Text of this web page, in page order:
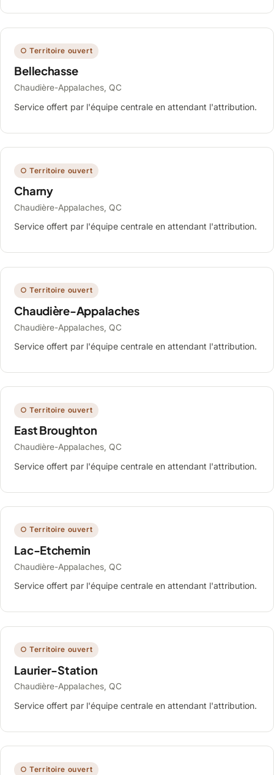
○ Territoire ouvert
Bellechasse
Chaudière-Appalaches, QC
Service offert par l'équipe centrale en attendant l'attribution.
○ Territoire ouvert
Charny
Chaudière-Appalaches, QC
Service offert par l'équipe centrale en attendant l'attribution.
○ Territoire ouvert
Chaudière-Appalaches
Chaudière-Appalaches, QC
Service offert par l'équipe centrale en attendant l'attribution.
○ Territoire ouvert
East Broughton
Chaudière-Appalaches, QC
Service offert par l'équipe centrale en attendant l'attribution.
○ Territoire ouvert
Lac-Etchemin
Chaudière-Appalaches, QC
Service offert par l'équipe centrale en attendant l'attribution.
○ Territoire ouvert
Laurier-Station
Chaudière-Appalaches, QC
Service offert par l'équipe centrale en attendant l'attribution.
○ Territoire ouvert